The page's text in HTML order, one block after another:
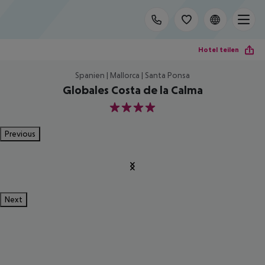
Hotel teilen
Spanien | Mallorca | Santa Ponsa
Globales Costa de la Calma
4
Previous
Next